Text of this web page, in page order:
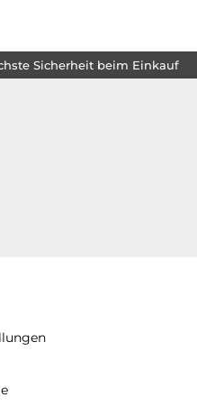
Sicherheit beim Einkauf